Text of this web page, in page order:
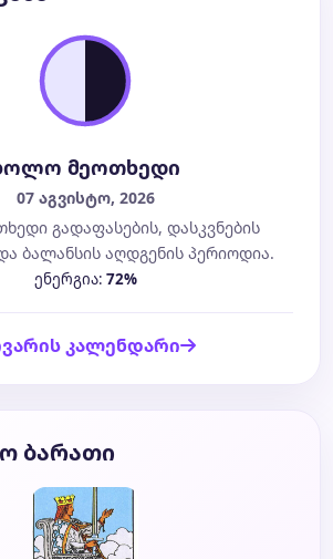
მეოთხედი
07 აგვისტო, 2026
გადაფასების, დასკვნების
ბალანსის აღდგენის პერიოდია.
ენერგია: 72%
კალენდარი
ბარათი